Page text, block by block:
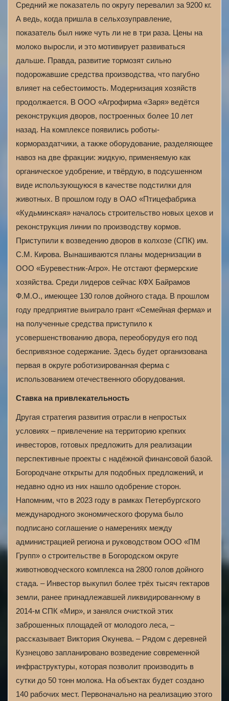
Средний же показатель по округу перевалил за 9200 кг.
А ведь, когда пришла в сельхозуправление,
показатель был ниже чуть ли не в три раза. Цены на
молоко выросли, и это мотивирует развиваться
дальше. Правда, развитие тормозят сильно
подорожавшие средства производства, что пагубно
влияет на себестоимость. Модернизация хозяйств
продолжается. В ООО «Агрофирма «Заря» ведётся
реконструкция дворов, построенных более 10 лет
назад. На комплексе появились роботы-
кормораздатчики, а также оборудование, разделяющее
навоз на две фракции: жидкую, применяемую как
органическое удобрение, и твёрдую, в подсушенном
виде использующуюся в качестве подстилки для
животных. В прошлом году в ОАО «Птицефабрика
«Кудьминская» началось строительство новых цехов и
реконструкция линии по производству кормов.
Приступили к возведению дворов в колхозе (СПК) им.
С.М. Кирова. Вынашиваются планы модернизации в
ООО «Буревестник-Агро». Не отстают фермерские
хозяйства. Среди лидеров сейчас КФХ Байрамов
Ф.М.О., имеющее 130 голов дойного стада. В прошлом
году предприятие выиграло грант «Семейная ферма» и
на полученные средства приступило к
усовершенствованию двора, переоборудуя его под
беспривязное содержание. Здесь будет организована
первая в округе роботизированная ферма с
использованием отечественного оборудования.
Ставка на привлекательность
Другая стратегия развития отрасли в непростых
условиях – привлечение на территорию крепких
инвесторов, готовых предложить для реализации
перспективные проекты с надёжной финансовой базой.
Богородчане открыты для подобных предложений, и
недавно одно из них нашло одобрение сторон.
Напомним, что в 2023 году в рамках Петербургского
международного экономического форума было
подписано соглашение о намерениях между
администрацией региона и руководством ООО «ПМ
Групп» о строительстве в Богородском округе
животноводческого комплекса на 2800 голов дойного
стада. – Инвестор выкупил более трёх тысяч гектаров
земли, ранее принадлежавшей ликвидированному в
2014-м СПК «Мир», и занялся очисткой этих
заброшенных площадей от молодого леса, –
рассказывает Виктория Окунева. – Рядом с деревней
Кузнецово запланировано возведение современной
инфраструктуры, которая позволит производить в
сутки до 50 тонн молока. На объектах будет создано
140 рабочих мест. Первоначально на реализацию этого